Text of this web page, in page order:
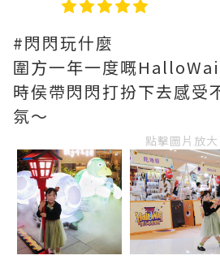
#閃閃玩什麼
圍方一年一度嘅
時侯帶閃閃打扮下去感受
氛～
點擊圖片放大